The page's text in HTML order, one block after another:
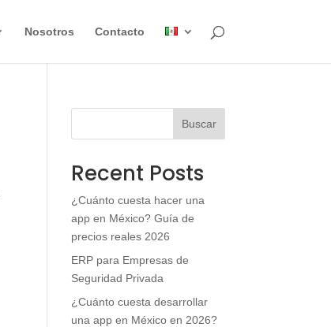
Nosotros Contacto
Buscar
Recent Posts
¿Cuánto cuesta hacer una
app en México? Guía de
precios reales 2026
ERP para Empresas de
Seguridad Privada
¿Cuánto cuesta desarrollar
una app en México en 2026?